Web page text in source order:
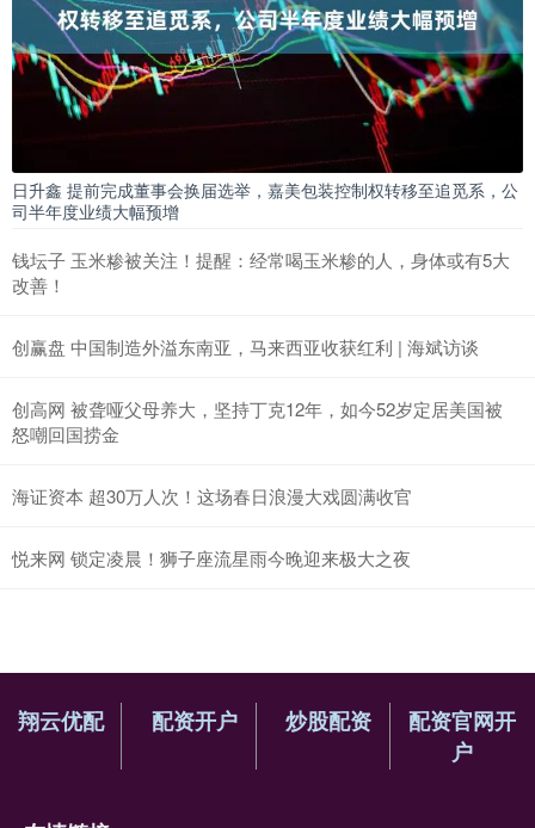
日升鑫 提前完成董事会换届选举，嘉美包装控制权转移至追觅系，公
司半年度业绩大幅预增
钱坛子 玉米糁被关注！提醒：经常喝玉米糁的人，身体或有5大
改善！
创赢盘 中国制造外溢东南亚，马来西亚收获红利 | 海斌访谈
创高网 被聋哑父母养大，坚持丁克12年，如今52岁定居美国被
怒嘲回国捞金
海证资本 超30万人次！这场春日浪漫大戏圆满收官
悦来网 锁定凌晨！狮子座流星雨今晚迎来极大之夜
翔云优配 配资开户 炒股配资
配资官网开
户